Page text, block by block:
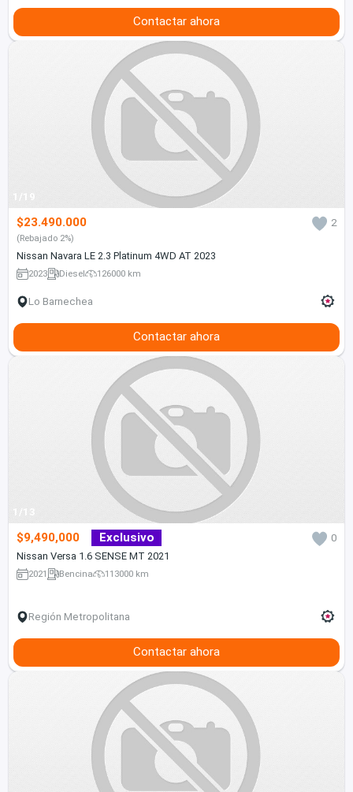
Contactar ahora
1/19
$23.490.000 2
(Rebajado 2%)
Nissan Navara LE 2.3 Platinum 4WD AT 2023
2023 Diesel 126000 km
Lo Barnechea
Contactar ahora
1/13
$9,490,000 Exclusivo
0
Nissan Versa 1.6 SENSE MT 2021
2021 Bencina 113000 km
Región Metropolitana
Contactar ahora